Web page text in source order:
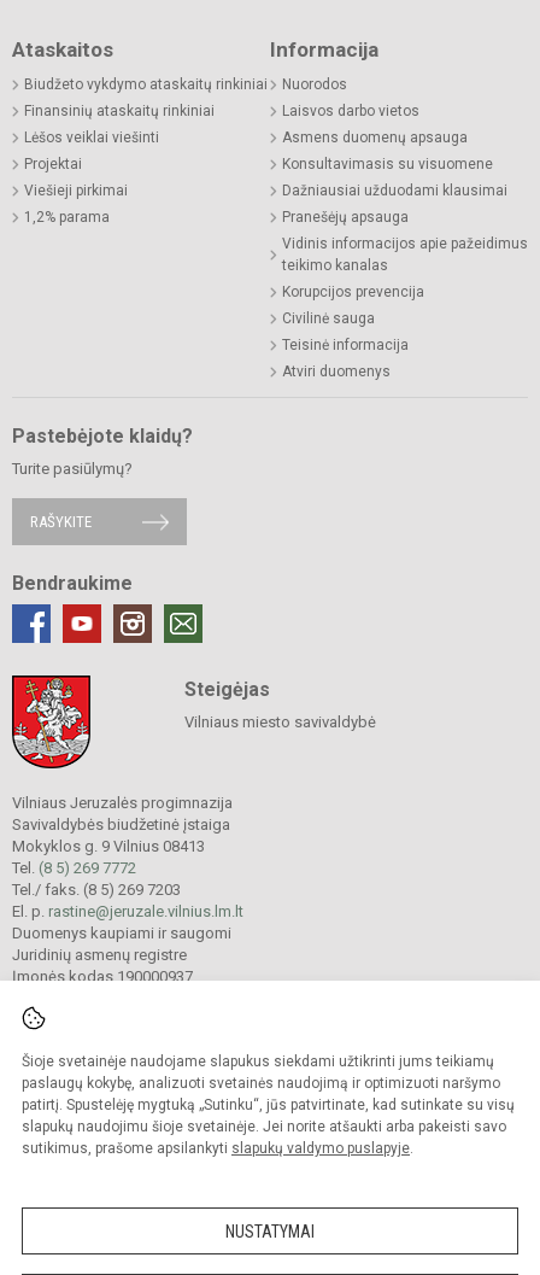
Šioje svetainėje naudojame slapukus siekdami užtikrinti jums teikiamų
paslaugų kokybę, analizuoti svetainės naudojimą ir optimizuoti naršymo
patirtį. Spustelėję mygtuką „Sutinku“, jūs patvirtinate, kad sutinkate su visų
slapukų naudojimu šioje svetainėje. Jei norite atšaukti arba pakeisti savo
sutikimus, prašome apsilankyti slapukų valdymo puslapyje.
NUSTATYMAI
Ataskaitos
Biudžeto vykdymo ataskaitų rinkiniai
Finansinių ataskaitų rinkiniai
Lėšos veiklai viešinti
Projektai
Viešieji pirkimai
1,2% parama
Informacija
Nuorodos
Laisvos darbo vietos
Asmens duomenų apsauga
Konsultavimasis su visuomene
Dažniausiai užduodami klausimai
Pranešėjų apsauga
Vidinis informacijos apie pažeidimus
teikimo kanalas
Korupcijos prevencija
Civilinė sauga
Teisinė informacija
Atviri duomenys
Pastebėjote klaidų?
Turite pasiūlymų?
RAŠYKITE
Bendraukime
Steigėjas
Vilniaus miesto savivaldybė
Vilniaus Jeruzalės progimnazija
Savivaldybės biudžetinė įstaiga
Mokyklos g. 9 Vilnius 08413
Tel. (8 5) 269 7772
Tel./ faks. (8 5) 269 7203
El. p. rastine@jeruzale.vilnius.lm.lt
Duomenys kaupiami ir saugomi
Juridinių asmenų registre
Įmonės kodas 190000937
© 2024. Vilniaus Jeruzalės progimnazija. Visos teisės saugomos.
Kopijuoti turinį be raštiško gimnazijos sutikimo griežtai draudžiama.
Prieinamumo paraiška Slapukų valdymas
Sumanus būdas atnaujinti